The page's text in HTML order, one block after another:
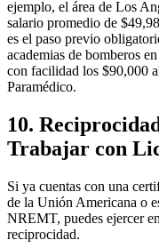
ejemplo, el área de Los
salario promedio de
es el paso previo
academias de bomberos
con facilidad los $90,000
Paramédico.
10.
Trabajar con
Si ya cuentas con una
de la Unión Americana o
NREMT, puedes ejercer
reciprocidad.